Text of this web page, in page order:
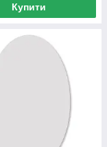
Купити